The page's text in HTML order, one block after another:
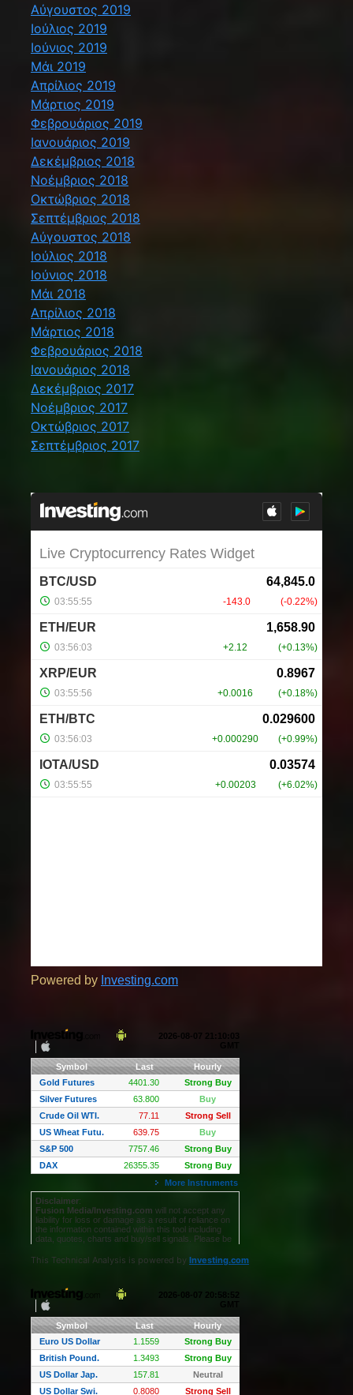
Αύγουστος 2019
Ιούλιος 2019
Ιούνιος 2019
Μάι 2019
Απρίλιος 2019
Μάρτιος 2019
Φεβρουάριος 2019
Ιανουάριος 2019
Δεκέμβριος 2018
Νοέμβριος 2018
Οκτώβριος 2018
Σεπτέμβριος 2018
Αύγουστος 2018
Ιούλιος 2018
Ιούνιος 2018
Μάι 2018
Απρίλιος 2018
Μάρτιος 2018
Φεβρουάριος 2018
Ιανουάριος 2018
Δεκέμβριος 2017
Νοέμβριος 2017
Οκτώβριος 2017
Σεπτέμβριος 2017
Powered by Investing.com
This Technical Analysis is powered by Investing.com